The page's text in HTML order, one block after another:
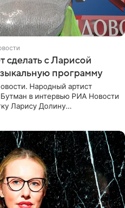
сделать с Ларисой
программу
Народный артист
в интервью РИА Новости
Ларису Долину